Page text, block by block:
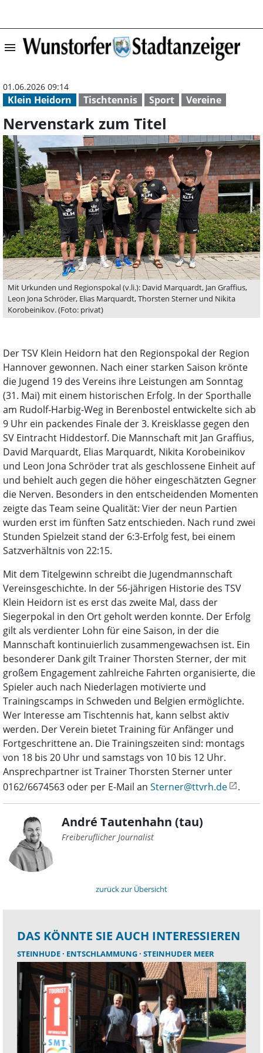
menu Nervenstark
Klein Heidorn Tischtennis Sport Vereine
01.06.2026 09:14
Nervenstark zum Titel
Mit Urkunden und Regionspokal (v.li.): David Marquardt, Jan Graffius,
Leon Jona Schröder, Elias Marquardt, Thorsten Sterner und Nikita
Korobeinikov. (Foto: privat)
Der TSV Klein Heidorn hat den Regionspokal der Region
Hannover gewonnen. Nach einer starken Saison krönte
die Jugend 19 des Vereins ihre Leistungen am Sonntag
(31. Mai) mit einem historischen Erfolg. In der Sporthalle
am Rudolf-Harbig-Weg in Berenbostel entwickelte sich ab
9 Uhr ein packendes Finale der 3. Kreisklasse gegen den
SV Eintracht Hiddestorf. Die Mannschaft mit Jan Graffius,
David Marquardt, Elias Marquardt, Nikita Korobeinikov
und Leon Jona Schröder trat als geschlossene Einheit auf
und behielt auch gegen die höher eingeschätzten Gegner
die Nerven. Besonders in den entscheidenden Momenten
zeigte das Team seine Qualität: Vier der neun Partien
wurden erst im fünften Satz entschieden. Nach rund zwei
Stunden Spielzeit stand der 6:3-Erfolg fest, bei einem
Satzverhältnis von 22:15.
Mit dem Titelgewinn schreibt die Jugendmannschaft
Vereinsgeschichte. In der 56-jährigen Historie des TSV
Klein Heidorn ist es erst das zweite Mal, dass der
Siegerpokal in den Ort geholt werden konnte. Der Erfolg
gilt als verdienter Lohn für eine Saison, in der die
Mannschaft kontinuierlich zusammengewachsen ist. Ein
besonderer Dank gilt Trainer Thorsten Sterner, der mit
großem Engagement zahlreiche Fahrten organisierte, die
Spieler auch nach Niederlagen motivierte und
Trainingscamps in Schweden und Belgien ermöglichte.
Wer Interesse am Tischtennis hat, kann selbst aktiv
werden. Der Verein bietet Training für Anfänger und
Fortgeschrittene an. Die Trainingszeiten sind: montags
von 18 bis 20 Uhr und samstags von 10 bis 12 Uhr.
Ansprechpartner ist Trainer Thorsten Sterner unter
0162/6674563 oder per E-Mail an Sterner@ttvrh.de .
André Tautenhahn (tau)
Freiberuflicher Journalist
zurück zur Übersicht
DAS KÖNNTE SIE AUCH INTERESSIEREN
STEINHUDE ENTSCHLAMMUNG STEINHUDER MEER